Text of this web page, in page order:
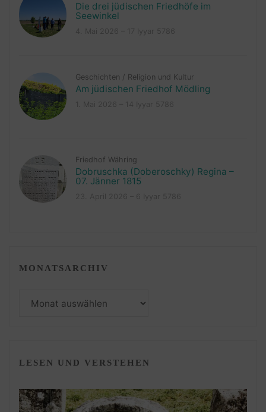
Die drei jüdischen Friedhöfe im
Seewinkel
Geschichten / Religion und Kultur
Am jüdischen Friedhof Mödling
Friedhof Währing
Dobruschka (Doberoschky) Regina –
07. Jänner 1815
MONATSARCHIV
LESEN UND VERSTEHEN